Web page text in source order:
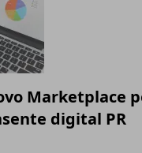
Marketplace
digital PR